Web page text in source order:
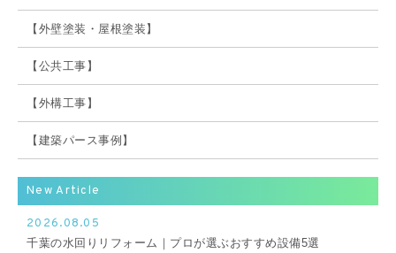
【外壁塗装・屋根塗装】
【公共工事】
【外構工事】
【建築パース事例】
New Article
2026.08.05
千葉の水回りリフォーム｜プロが選ぶおすすめ設備5選